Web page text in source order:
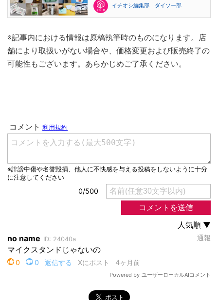
イチオシ編集部 ダイソー部
※記事内における情報は原稿執筆時のものになります。店
舗により取扱いがない場合や、価格変更および販売終了の
可能性もございます。あらかじめご了承ください。